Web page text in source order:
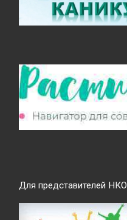
Для представителей НКО